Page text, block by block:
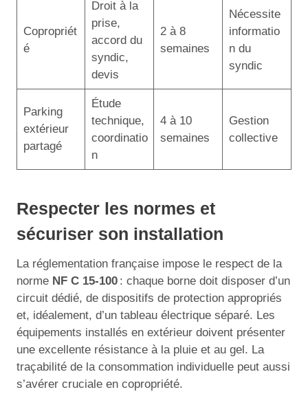
Copropriét
é
Droit à la
prise,
accord du
syndic,
devis
2 à 8
semaines
Nécessite
informatio
n du
syndic
Parking
extérieur
partagé
Étude
technique,
coordinatio
n
4 à 10
semaines
Gestion
collective
Respecter les normes et
sécuriser son installation
La réglementation française impose le respect de la
norme NF C 15-100 : chaque borne doit disposer d’un
circuit dédié, de dispositifs de protection appropriés
et, idéalement, d’un tableau électrique séparé. Les
équipements installés en extérieur doivent présenter
une excellente résistance à la pluie et au gel. La
traçabilité de la consommation individuelle peut aussi
s’avérer cruciale en copropriété.